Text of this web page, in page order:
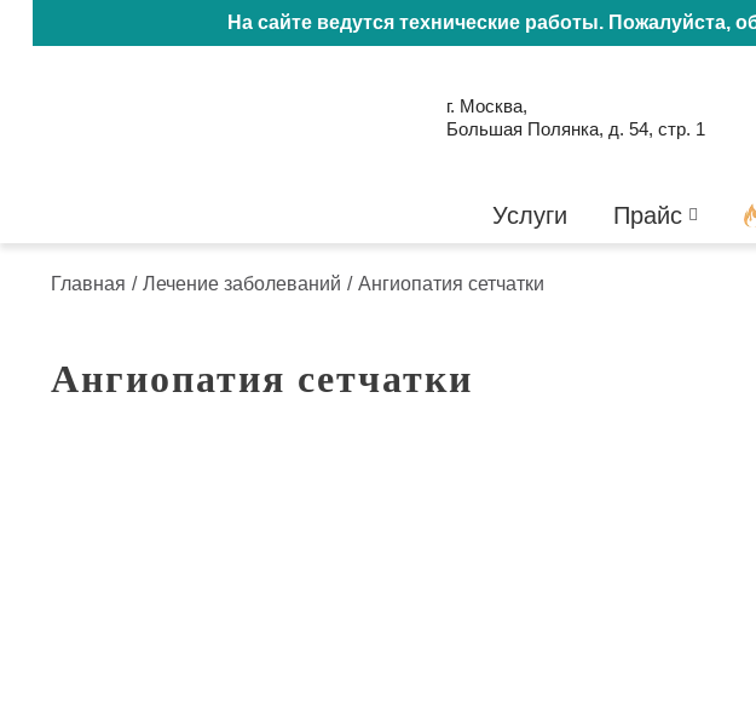
На сайте ведутся технические работы. Пожалуйста,
г. Москва,
Большая Полянка, д. 54, стр. 1
Услуги Прайс
Главная / Лечение заболеваний / Ангиопатия сетчатки
Ангиопатия сетчатки